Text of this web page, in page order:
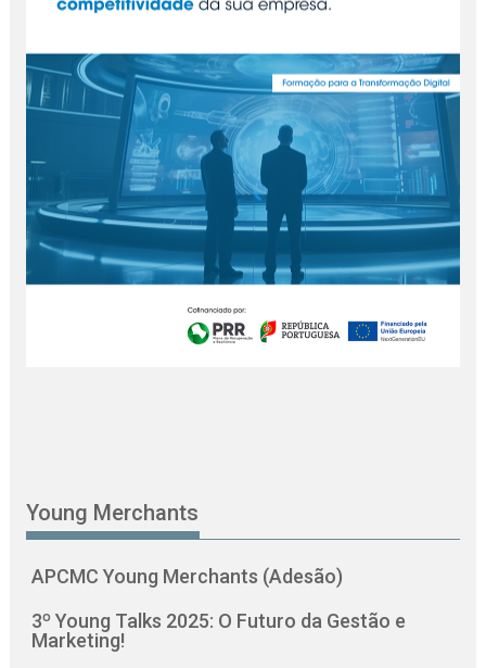
Young Merchants
APCMC Young Merchants (Adesão)
3º Young Talks 2025: O Futuro da Gestão e
Marketing!